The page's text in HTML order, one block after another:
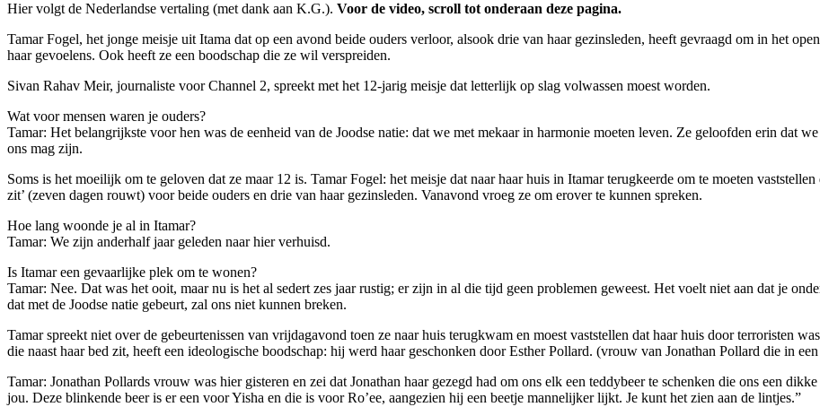
Hier volgt de Nederlandse vertaling (met dank aan K.G.). Voor de video, scroll tot onderaan deze pagina.
Tamar Fogel, het jonge meisje uit Itama dat op een avond beide ouders verloor, alsook drie van haar gezinsleden, heeft gevraagd om in het
haar gevoelens. Ook heeft ze een boodschap die ze wil verspreiden.
Sivan Rahav Meir, journaliste voor Channel 2, spreekt met het 12-jarig meisje dat letterlijk op slag volwassen moest worden.
Wat voor mensen waren je ouders?
Tamar: Het belangrijkste voor hen was de eenheid van de Joodse natie: dat we met mekaar in harmonie moeten leven. Ze geloofden erin dat
ons mag zijn.
Soms is het moeilijk om te geloven dat ze maar 12 is. Tamar Fogel: het meisje dat naar haar huis in Itamar terugkeerde om te moeten
zit’ (zeven dagen rouwt) voor beide ouders en drie van haar gezinsleden. Vanavond vroeg ze om erover te kunnen spreken.
Hoe lang woonde je al in Itamar?
Tamar: We zijn anderhalf jaar geleden naar hier verhuisd.
Is Itamar een gevaarlijke plek om te wonen?
Tamar: Nee. Dat was het ooit, maar nu is het al sedert zes jaar rustig; er zijn in al die tijd geen problemen geweest. Het voelt niet aan dat je
dat met de Joodse natie gebeurt, zal ons niet kunnen breken.
Tamar spreekt niet over de gebeurtenissen van vrijdagavond toen ze naar huis terugkwam en moest vaststellen dat haar huis door terroristen
die naast haar bed zit, heeft een ideologische boodschap: hij werd haar geschonken door Esther Pollard. (vrouw van Jonathan Pollard die in
Tamar: Jonathan Pollards vrouw was hier gisteren en zei dat Jonathan haar gezegd had om ons elk een teddybeer te schenken die ons een
jou. Deze blinkende beer is er een voor Yisha en die is voor Ro’ee, aangezien hij een beetje mannelijker lijkt. Je kunt het zien aan de lintjes.”